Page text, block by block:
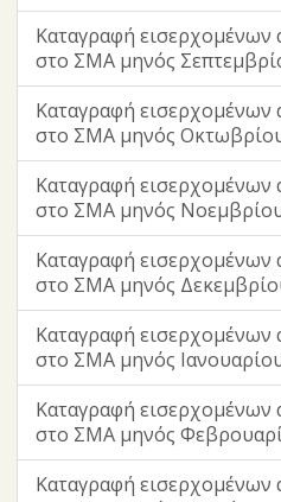
Καταγραφή
στο ΣΜΑ μηνός
Καταγραφή
στο ΣΜΑ μηνός
Καταγραφή
στο ΣΜΑ μηνός
Καταγραφή
στο ΣΜΑ μηνός
Καταγραφή
στο ΣΜΑ μηνός
Καταγραφή
στο ΣΜΑ μηνός
Καταγραφή